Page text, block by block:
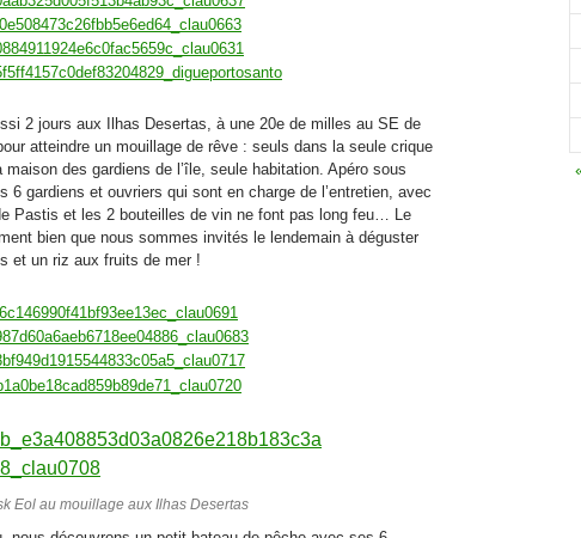
2 jours aux Ilhas Desertas, à une 20e de milles au SE de
atteindre un mouillage de rêve : seuls dans la seule crique
des gardiens de l’île, seule habitation. Apéro sous
6 gardiens et ouvriers qui sont en charge de l’entretien, avec
Pastis et les 2 bouteilles de vin ne font pas long feu… Le
bien que nous sommes invités le lendemain à déguster
et un riz aux fruits de mer !
Eol au mouillage aux Ilhas Desertas